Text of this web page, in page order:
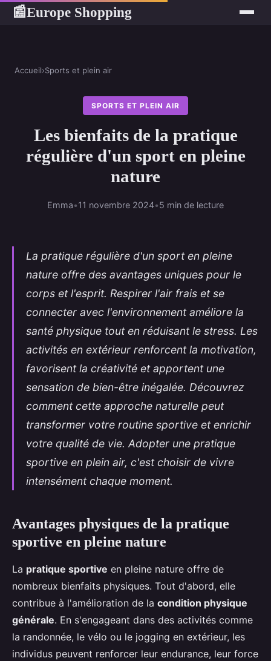
📰Europe Shopping
Accueil›Sports et plein air
SPORTS ET PLEIN AIR
Les bienfaits de la pratique
régulière d'un sport en pleine
nature
Emma•11 novembre 2024•5 min de lecture
La pratique régulière d'un sport en pleine
nature offre des avantages uniques pour le
corps et l'esprit. Respirer l'air frais et se
connecter avec l'environnement améliore la
santé physique tout en réduisant le stress. Les
activités en extérieur renforcent la motivation,
favorisent la créativité et apportent une
sensation de bien-être inégalée. Découvrez
comment cette approche naturelle peut
transformer votre routine sportive et enrichir
votre qualité de vie. Adopter une pratique
sportive en plein air, c'est choisir de vivre
intensément chaque moment.
Avantages physiques de la pratique
sportive en pleine nature
La pratique sportive en pleine nature offre de
nombreux bienfaits physiques. Tout d'abord, elle
contribue à l'amélioration de la condition physique
générale. En s'engageant dans des activités comme
la randonnée, le vélo ou le jogging en extérieur, les
individus peuvent renforcer leur endurance, leur force